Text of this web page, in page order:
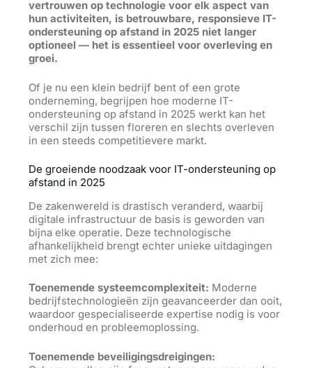
vertrouwen op technologie voor elk aspect van
hun activiteiten, is betrouwbare, responsieve IT-
ondersteuning op afstand in 2025 niet langer
optioneel — het is essentieel voor overleving en
groei.
Of je nu een klein bedrijf bent of een grote
onderneming, begrijpen hoe moderne IT-
ondersteuning op afstand in 2025 werkt kan het
verschil zijn tussen floreren en slechts overleven
ineen steeds competitievere markt.
De groeiende noodzaak voor IT-ondersteuning op
afstand in 2025
De zakenwereld is drastisch veranderd, waarbij
digitale infrastructuur de basis is geworden van
bijna elke operatie. Deze technologische
afhankelijkheid brengt echter unieke uitdagingen
met zich mee:
Toenemende systeemcomplexiteit: Moderne
bedrijfstechnologieën zijn geavanceerder dan ooit,
waardoor gespecialiseerde expertise nodig is voor
onderhoud en probleemoplossing.
Toenemende beveiligingsdreigingen: